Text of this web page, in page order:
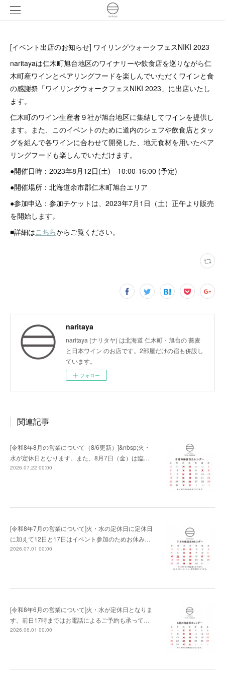
[イベント出店のお知らせ] ワイリングウォークフェスNIKI 2023
naritayaは仁木町旭台地区のワイナリーや飲食店を巡りながら仁
木町産ワインとペアリングフードを楽しんでいただくワインと食
の感謝祭「ワイリングウォークフェスNIKI 2023」に出店いたし
ます。
仁木町のワイン生産者９社が旭台地区に集結してワインを提供し
ます。また、このイベントのために道内のシェフや飲食店とタッ
グを組んで各ワインに合わせて開発した、地元食材を用いたペア
リングフードも楽しんでいただけます。
●開催日時：2023年8月12日(土) 10:00-16:00 (予定)
●開催場所：北海道余市郡仁木町旭台エリア
●参加申込：参加チケットは、2023年7月1日（土）正午より販売
を開始します。
■詳細はこちらからご覧ください。
naritaya
naritaya (ナリタヤ) は北海道 仁木町・旭台の 蕎麦
と日本ワイン のお店です。2部屋だけの宿も併設し
ています。
フォロー
関連記事
[令和8年8月の営業について（8/6更新）]&nbsp;火・
水が定休日となります。また、8月7日（金）は臨…
2026.07.22 00:00
[令和8年7月の営業について]火・水の定休日に定休日
に加えて12日と17日はイベント参加のためお休み…
2026.07.01 00:00
[令和8年6月の営業について]火・水が定休日となりま
す。前日17時まではお電話によるご予約も承って…
2026.06.01 00:00